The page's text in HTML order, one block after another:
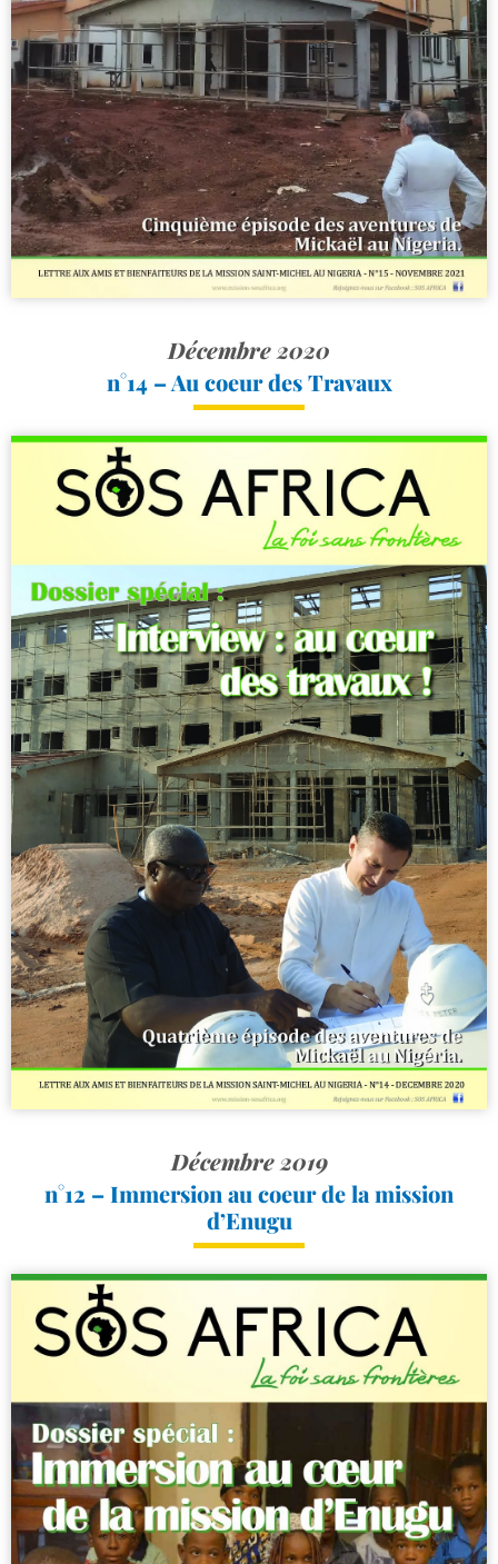
Décembre 2020
n°14 – Au coeur des Travaux
Décembre 2019
n°12 – Immersion au coeur de la mission
d’Enugu